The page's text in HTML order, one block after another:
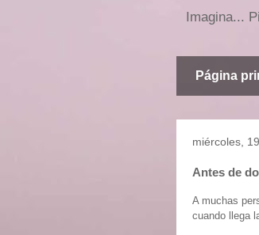
Imagina...
Página
miércoles,
Antes de
A muchas
cuando llega